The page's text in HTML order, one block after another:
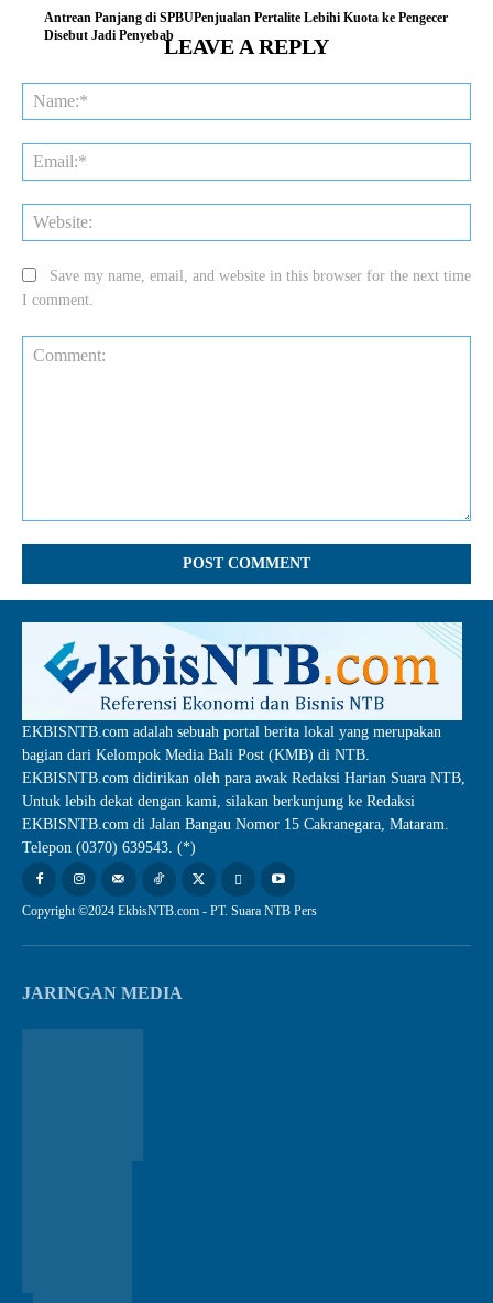
Antrean Panjang di SPBUPenjualan Pertalite Lebihi Kuota ke Pengecer
Disebut Jadi PenyebabLEAVE A REPLY
Save my name, email, and website in this browser for the next time
I comment.
EKBISNTB.com adalah sebuah portal berita lokal yang merupakan
bagian dari Kelompok Media Bali Post (KMB) di NTB.
EKBISNTB.com didirikan oleh para awak Redaksi Harian Suara NTB,
Untuk lebih dekat dengan kami, silakan berkunjung ke Redaksi
EKBISNTB.com di Jalan Bangau Nomor 15 Cakranegara, Mataram.
Telepon (0370) 639543. (*)
Copyright ©2024 EkbisNTB.com - PT. Suara NTB Pers
JARINGAN MEDIA